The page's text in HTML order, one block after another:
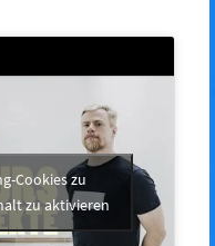
Cookies zu
zu aktivieren